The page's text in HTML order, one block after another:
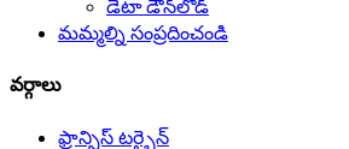
డేటా డౌన్‌లోడ్
మమ్మల్ని సంప్రదించండి
వర్గాలు
ఫ్రాన్సిస్ టర్బైన్